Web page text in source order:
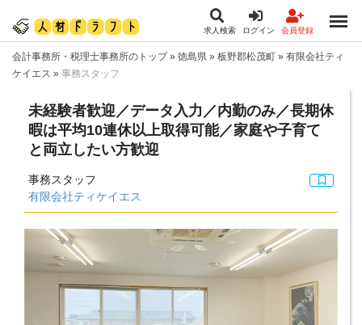
求人検索 ログイン 会員登録
会計事務所・税理士事務所のトップ» 徳島県 » 板野郡松茂町 » 有限会社ティ
ケイエス » 事務スタッフ
未経験者歓迎／データ入力／内勤のみ／長期休
暇は平均10連休以上取得可能／家庭や子育て
と両立したい方歓迎
事務スタッフ
有限会社ティケイエス